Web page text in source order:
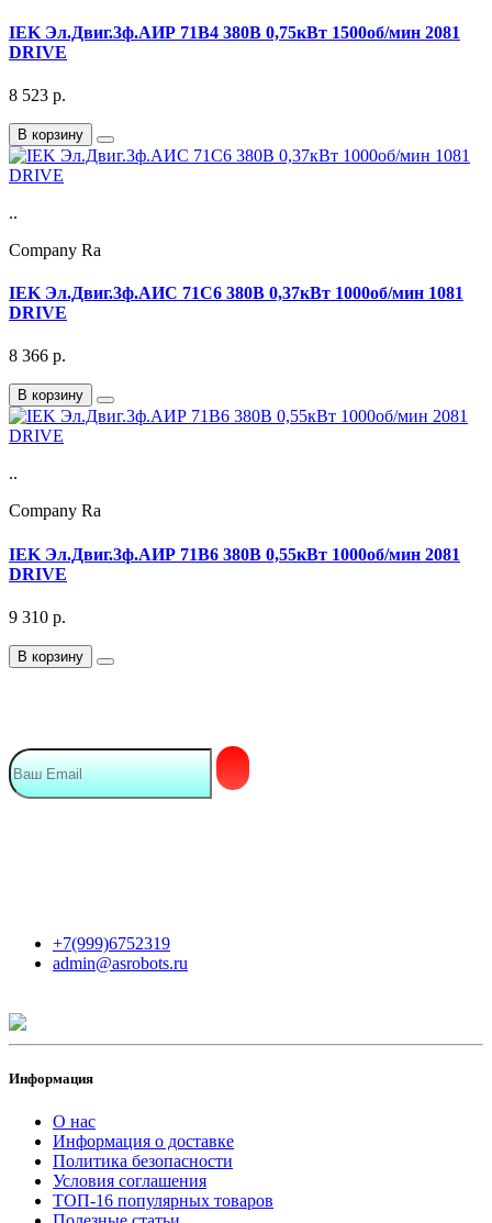
IEK Эл.Двиг.3ф.АИР 71B4 380В 0,75кВт 1500об/мин 2081
DRIVE
8 523 р.
В корзину
..
Company Ra
IEK Эл.Двиг.3ф.АИС 71C6 380В 0,37кВт 1000об/мин 1081
DRIVE
8 366 р.
В корзину
..
Company Ra
IEK Эл.Двиг.3ф.АИР 71B6 380В 0,55кВт 1000об/мин 2081
DRIVE
9 310 р.
В корзину
+7(999)6752319
admin@asrobots.ru
Информация
О нас
Информация о доставке
Политика безопасности
Условия соглашения
ТОП-16 популярных товаров